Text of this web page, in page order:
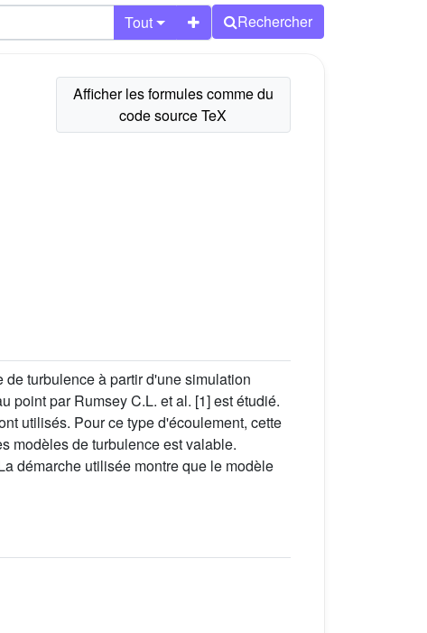
Tout Rechercher
turbulence à partir d'une simulation
point par Rumsey C.L. et al. [1] est étudié.
utilisés. Pour ce type d'écoulement, cette
modèles de turbulence est valable.
démarche utilisée montre que le modèle